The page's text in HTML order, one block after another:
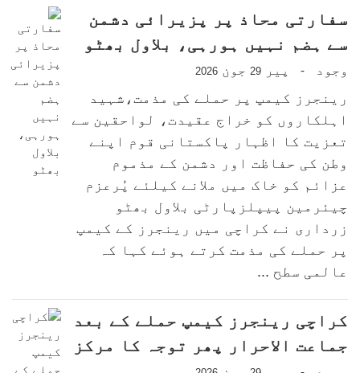
سفارتی محاذ پر پزیرائی دشمن
سے ہضم نہیں ہورہی، بلاول بھٹو
وجود - پیر 29 جون 2026
رینجرز کیمپ پر حملے کی مذمت،شہید
اہلکاروں کو خراج عقیدت، لواحقین سے
تعزیت کا اظہار پاکستانی قوم اپنے
وطن کی حفاظت اور دشمن کے مذموم
عزائم کو خاک میں ملانے کیلئے پُرعزم
چیئرمین پیپلزپارٹی بلاول بھٹو
زرداری نے کراچی میں رینجرز کے کیمپ
پر حملے کی مذمت کرتے ہوئے کہا کہ
عالمی سطح ...
کراچی رینجرز کیمپ حملے کے بعد
جماعت الاحرار پھر توجہ کا مرکز